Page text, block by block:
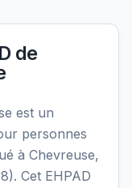
de
est un
personnes
à Chevreuse,
Cet EHPAD